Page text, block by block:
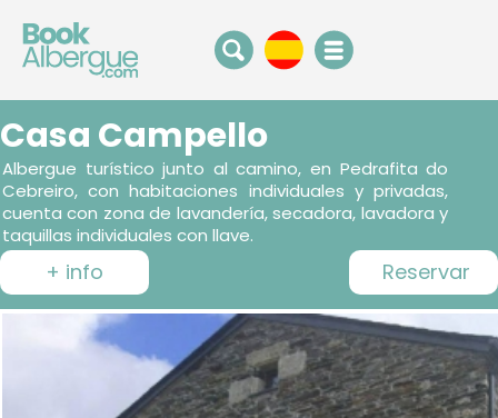
Casa Campello
Albergue turístico junto al camino, en Pedrafita do
Cebreiro, con habitaciones individuales y privadas,
cuenta con zona de lavandería, secadora, lavadora y
taquillas individuales con llave.
+ info Reservar